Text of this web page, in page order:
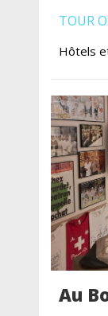
TOUR
Hôtels
Au